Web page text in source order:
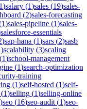
1)salary (1)sales (19)sales-
(2)sales-forecasting
1)sales-pipeline (1)sales-
salesforce-essentials
)sap-hana (1)sars (2)sasb
)scalability (3)scaling
(1)school-management
(1)search-optimization
training
(1)self-hosted (1)self-
(1)selling (1)selling-online
)seo (16)seo-audit (1)seo-